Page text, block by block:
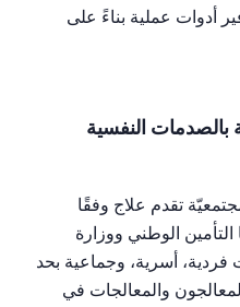
أدوات عملية بناءً على
النفسية
تقدم علاج وفقًا
التأمين الوطني ووزارة
فردية، أسرية، وجماعية بحد
والمعالجات في